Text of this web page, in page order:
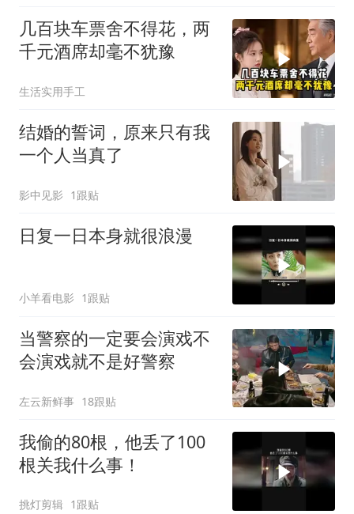
几百块车票舍不得花，两
千元酒席却毫不犹豫
生活实用手工
结婚的誓词，原来只有我
一个人当真了
影中见影 1跟贴
日复一日本身就很浪漫
小羊看电影 1跟贴
当警察的一定要会演戏不
会演戏就不是好警察
左云新鲜事 18跟贴
我偷的80根，他丢了100
根关我什么事！
挑灯剪辑 1跟贴